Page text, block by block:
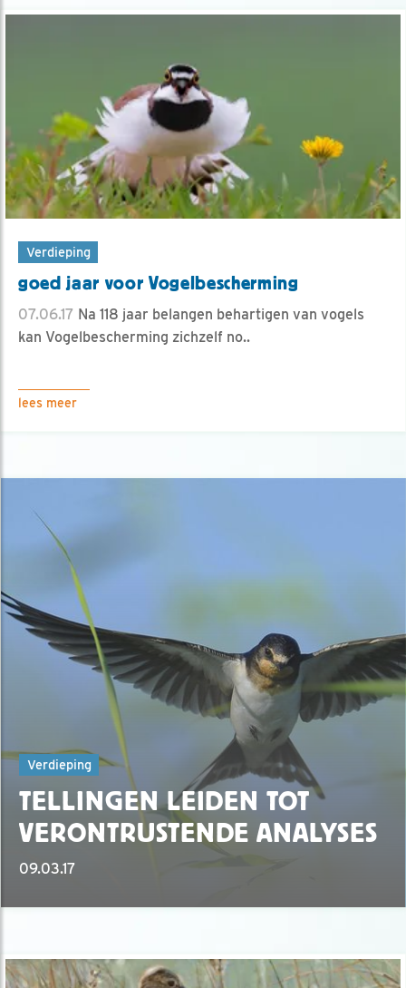
Verdieping
goed jaar voor Vogelbescherming
07.06.17 Na 118 jaar belangen behartigen van vogels
kan Vogelbescherming zichzelf no..
lees meer
Verdieping
TELLINGEN LEIDEN TOT
VERONTRUSTENDE ANALYSES
09.03.17